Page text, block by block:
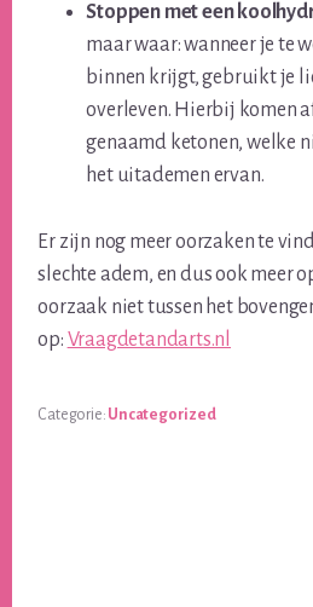
Stoppen met een
maar waar: wanneer je te
binnen krijgt, gebruikt je
overleven. Hierbij komen
genaamd ketonen, welke
het uitademen ervan.
Er zijn nog meer oorzaken te
slechte adem, en dus ook meer
oorzaak niet tussen het
op: Vraagdetandarts.nl
Categorie: Uncategorized